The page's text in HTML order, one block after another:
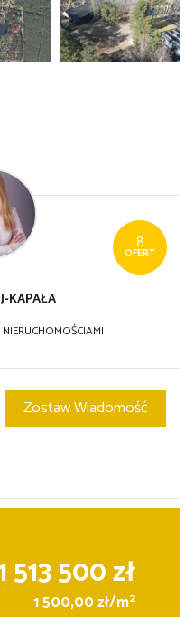
8
OFERT
KAPAŁA
Zostaw Wiadomość
513 500 zł
1 500,00 zł/m2